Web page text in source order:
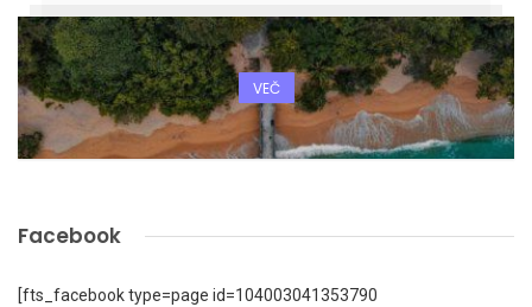
VEČ
Facebook
[fts_facebook type=page id=104003041353790